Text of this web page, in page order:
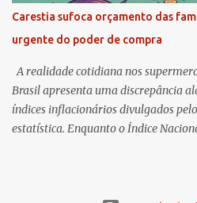
índice entre todos os nomes
surge em um contexto marcado por
midiáticos que colocaram Flávio
público nacional, incluindo a
banq...
Carestia sufoca orçamento das
urgente do poder de compra
A realidade cotidiana nos
Brasil apresenta uma discrepância
índices inflacionários divulgados
estatística. Enquanto o Índice